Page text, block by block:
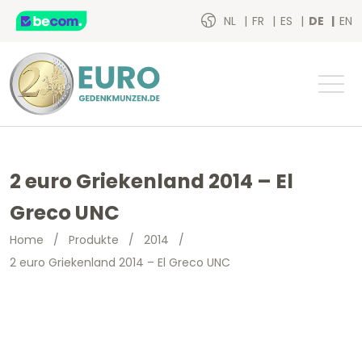
NL FR ES DE EN
2 euro Griekenland 2014 – El
Greco UNC
Home / Produkte / 2014 /
2 euro Griekenland 2014 – El Greco UNC